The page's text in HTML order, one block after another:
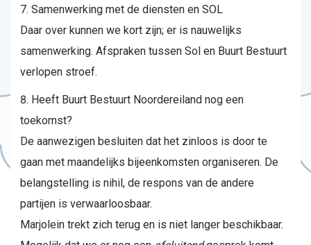
Samenwerking met de diensten en SOL
Daar over kunnen we kort zijn; er is nauwelijks
samenwerking. Afspraken tussen Sol en Buurt Bestuurt
verlopen stroef.
Heeft Buurt Bestuurt Noordereiland nog een
toekomst?
De aanwezigen besluiten dat het zinloos is door te
gaan met maandelijks bijeenkomsten organiseren. De
belangstelling is nihil, de respons van de andere
partijen is verwaarloosbaar.
Marjolein trekt zich terug en is niet langer beschikbaar.